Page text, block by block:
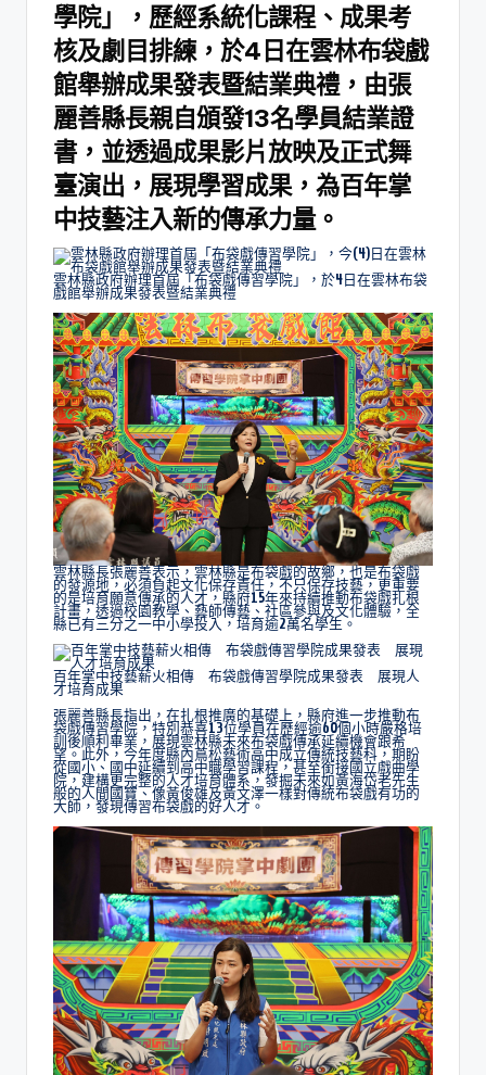
學院」，歷經系統化課程、成果考
核及劇目排練，於4日在雲林布袋戲
館舉辦成果發表暨結業典禮，由張
麗善縣長親自頒發13名學員結業證
書，並透過成果影片放映及正式舞
臺演出，展現學習成果，為百年掌
中技藝注入新的傳承力量。
雲林縣政府辦理首屆「布袋戲傳習學院」，於4日在雲林布袋
戲館舉辦成果發表暨結業典禮
雲林縣長張麗善表示，雲林縣是布袋戲的故鄉，也是布袋戲
的發源地，必須負起文化保存責任，不只保存技藝，更重要
的是培育願意傳承的人才，縣府15年來持續推動布袋戲扎根
計畫，透過校園教學、藝師傳藝、社區參與及文化體驗，全
縣已有三分之一中小學投入，培育逾2萬名學生。
百年掌中技藝薪火相傳 布袋戲傳習學院成果發表 展現人
才培育成果
張麗善縣長指出，在扎根推廣的基礎上，縣府進一步推動布
袋戲傳習學院，特別恭喜13位學員在歷經逾60個小時嚴格培
訓後順利畢業，展現雲林縣未來布袋戲傳承延續機會跟希
望。此外，今年度縣內蔦松藝術高中成立傳統技藝科，期盼
從國小、國中延續到高中職學習課程，甚至銜接國立戲曲學
院，建構更完整的人才培育體系，發掘未來如黃海岱老先生
般的人間國寶、像黃俊雄及黃文澤一樣對傳統布袋戲有功的
大師，發現傳習布袋戲的好人才。